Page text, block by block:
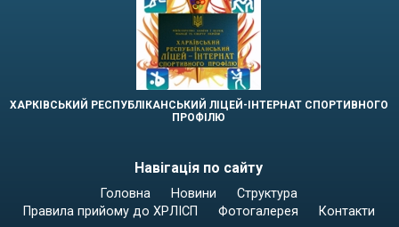
ХАРКІВСЬКИЙ РЕСПУБЛІКАНСЬКИЙ ЛІЦЕЙ-ІНТЕРНАТ СПОРТИВНОГО
ПРОФІЛЮ
Навігація по сайту
Головна Новини
Структура
Правила прийому до ХРЛІСП
Фотогалерея Контакти